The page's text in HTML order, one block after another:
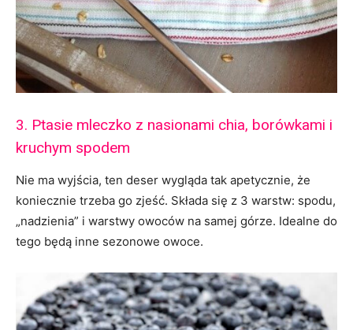
3. Ptasie mleczko z nasionami chia, borówkami i
kruchym spodem
Nie ma wyjścia, ten deser wygląda tak apetycznie, że
koniecznie trzeba go zjeść. Składa się z 3 warstw: spodu,
„nadzienia” i warstwy owoców na samej górze. Idealne do
tego będą inne sezonowe owoce.